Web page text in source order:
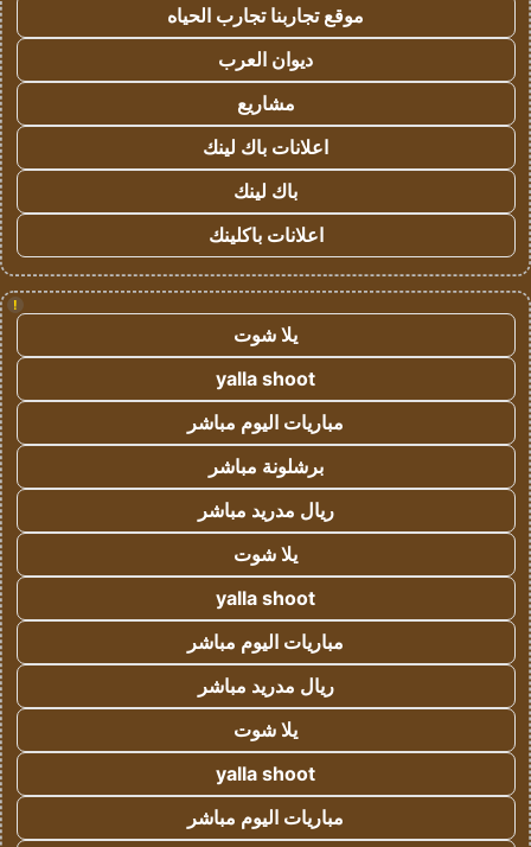
موقع تجاربنا تجارب الحياه
ديوان العرب
مشاريع
اعلانات باك لينك
باك لينك
اعلانات باكلينك
!
يلا شوت
yalla shoot
مباريات اليوم مباشر
برشلونة مباشر
ريال مدريد مباشر
يلا شوت
yalla shoot
مباريات اليوم مباشر
ريال مدريد مباشر
يلا شوت
yalla shoot
مباريات اليوم مباشر